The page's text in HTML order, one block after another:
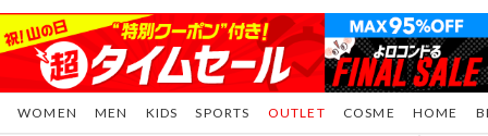
WOMEN MEN KIDS SPORTS COSME HOME
OUTLET